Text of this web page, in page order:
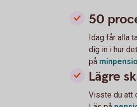
50
Idag får alla
dig in i hur
på
Lägre
Visste du att